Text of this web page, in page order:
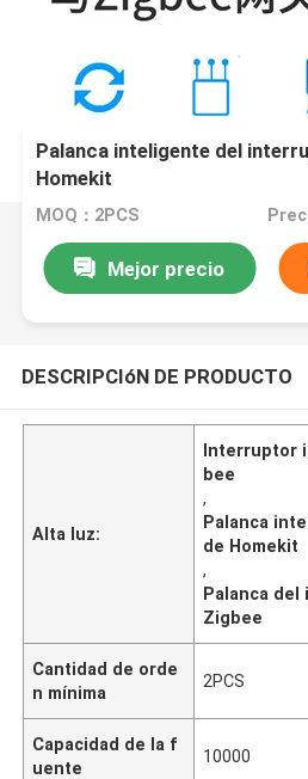
Palanca inteligente del
Homekit
MOQ：2PCS
Mejor precio
DESCRIPCIóN DE PRODUCTO
Alta luz:
Interruptor
bee
,
Palanca
de Homekit
,
Palanca
Zigbee
Cantidad de orde
n mínima
2PCS
Capacidad de la f
uente
10000